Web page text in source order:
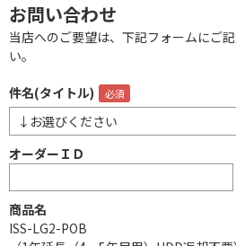
お問い合わせ
当店へのご要望は、下記フォームにご
い。
件名(タイトル)
オーダーＩＤ
商品名
ISS-LG2-POB